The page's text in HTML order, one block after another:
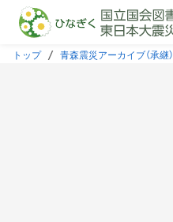
本文に飛ぶ
トップ 青森震災アーカイブ（承継）